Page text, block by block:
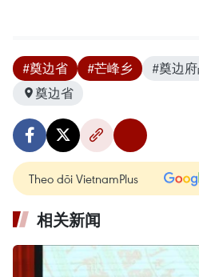
#奠边省 #芒峰乡 #奠边
奠边省
Theo dõi VietnamPlus
相关新闻